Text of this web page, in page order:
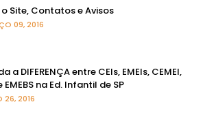
Site, Contatos e Avisos
09, 2016
a DIFERENÇA entre CEIs, EMEIs, CEMEI,
EMEBS na Ed. Infantil de SP
26, 2016